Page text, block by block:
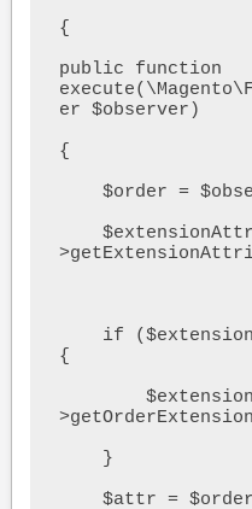
{
public function
er $observer)
{
{